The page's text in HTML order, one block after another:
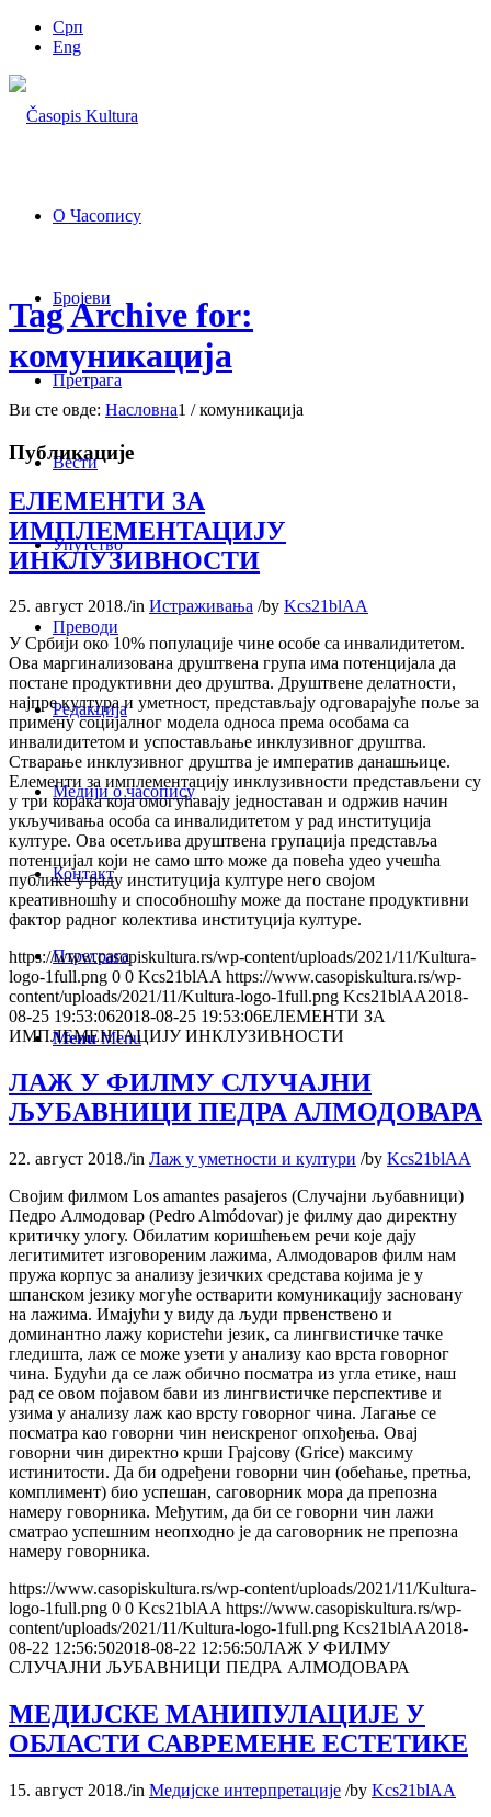
Срп
Eng
О Часопису
Бројеви
Претрага
Вести
Упутство
Преводи
Редакција
Медији о часопису
Контакт
Птретрага
Menu Menu
Tag Archive for:
комуникација
Ви сте овде: Насловна1 / комуникација
Публикације
ЕЛЕМЕНТИ ЗА
ИМПЛЕМЕНТАЦИЈУ
ИНКЛУЗИВНОСТИ
25. август 2018./in Истраживања /by Kcs21blAA
У Србији око 10% популације чине особе са инвалидитетом.
Ова маргинализована друштвена група има потенцијала да
постане продуктивни део друштва. Друштвене делатности,
најпре култура и уметност, представљају одговарајуће поље за
примену социјалног модела односа према особама са
инвалидитетом и успостављање инклузивног друштва.
Стварање инклузивног друштва је императив данашњице.
Елементи за имплементацију инклузивности представљени су
у три корака која омогућавају једноставан и одржив начин
укључивања особа са инвалидитетом у рад институција
културе. Ова осетљива друштвена групација представља
потенцијал који не само што може да повећа удео учешћа
публике у раду институција културе него својом
креативношћу и способношћу може да постане продуктивни
фактор радног колектива институција културе.
https://www.casopiskultura.rs/wp-content/uploads/2021/11/Kultura-
logo-1full.png 0 0 Kcs21blAA https://www.casopiskultura.rs/wp-
content/uploads/2021/11/Kultura-logo-1full.png Kcs21blAA2018-
08-25 19:53:062018-08-25 19:53:06ЕЛЕМЕНТИ ЗА
ИМПЛЕМЕНТАЦИЈУ ИНКЛУЗИВНОСТИ
ЛАЖ У ФИЛМУ СЛУЧАЈНИ
ЉУБАВНИЦИ ПЕДРА АЛМОДОВАРА
22. август 2018./in Лаж у уметности и култури /by Kcs21blAA
Својим филмом Los amantes pasajeros (Случајни љубавници)
Педро Алмодовар (Pedro Almódovar) је филму дао директну
критичку улогу. Обилатим коришћењем речи које дају
легитимитет изговореним лажима, Алмодоваров филм нам
пружа корпус за анализу језичких средстава којима је у
шпанском језику могуће остварити комуникацију засновану
на лажима. Имајући у виду да људи првенствено и
доминантно лажу користећи језик, са лингвистичке тачке
гледишта, лаж се може узети у анализу као врста говорног
чина. Будући да се лаж обично посматра из угла етике, наш
рад се овом појавом бави из лингвистичке перспективе и
узима у анализу лаж као врсту говорног чина. Лагање се
посматра као говорни чин неискреног опхођења. Овај
говорни чин директно крши Грајсову (Grice) максиму
истинитости. Да би одређени говорни чин (обећање, претња,
комплимент) био успешан, саговорник мора да препозна
намеру говорника. Међутим, да би се говорни чин лажи
сматрао успешним неопходно је да саговорник не препозна
намеру говорника.
https://www.casopiskultura.rs/wp-content/uploads/2021/11/Kultura-
logo-1full.png 0 0 Kcs21blAA https://www.casopiskultura.rs/wp-
content/uploads/2021/11/Kultura-logo-1full.png Kcs21blAA2018-
08-22 12:56:502018-08-22 12:56:50ЛАЖ У ФИЛМУ
СЛУЧАЈНИ ЉУБАВНИЦИ ПЕДРА АЛМОДОВАРА
МЕДИЈСКЕ МАНИПУЛАЦИЈЕ У
ОБЛАСТИ САВРЕМЕНЕ ЕСТЕТИКЕ
15. август 2018./in Медијске интерпретације /by Kcs21blAA